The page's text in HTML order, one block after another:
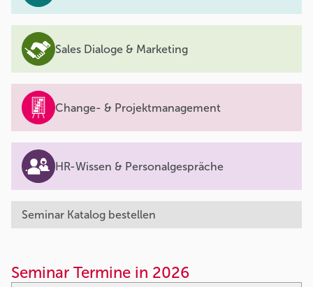
Sales Dialoge & Marketing
Change- & Projektmanagement
HR-Wissen & Personalgespräche
Seminar Katalog bestellen
Seminar Termine in 2026